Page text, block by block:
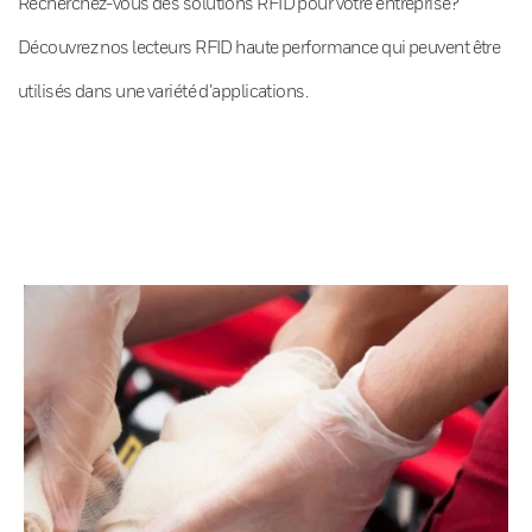
Découvrez nos lecteurs RFID haute performance qui peuvent être
utilisés dans une variété d’applications.